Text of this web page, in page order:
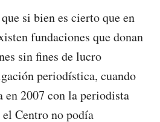
si bien es cierto que en
fundaciones que donan
sin fines de lucro
periodística, cuando
2007 con la periodista
el Centro no podía